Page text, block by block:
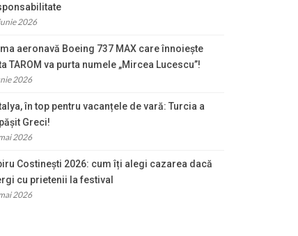
2026
aeronavă Boeing 737 MAX care înnoiește
TAROM va purta numele „Mircea Lucescu”!
2026
în top pentru vacanțele de vară: Turcia a
Greci!
2026
Costinești 2026: cum îți alegi cazarea dacă
cu prietenii la festival
2026